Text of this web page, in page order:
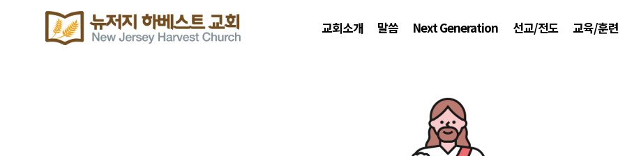
교회소개 말씀 Next Generation 선교/전도 교육/훈련